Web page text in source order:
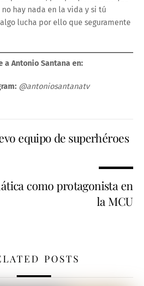
hay nada en la vida y si tú
lucha por ello que seguramente
a Antonio Santana en:
@antoniosantanatv
equipo de superhéroes
como protagonista en
la MCU
POSTS